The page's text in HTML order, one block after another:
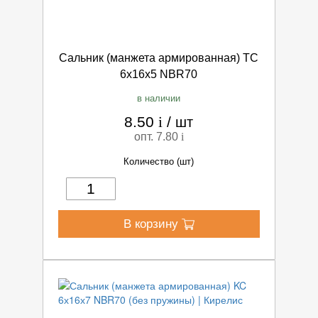
Сальник (манжета армированная) TC
6х16х5 NBR70
в наличии
8.50i / шт
опт. 7.80 i
Количество (шт)
В корзину